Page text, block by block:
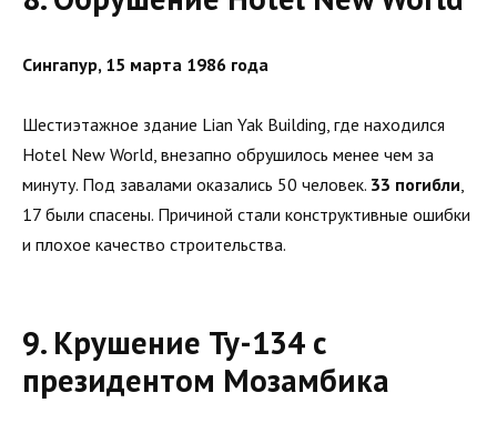
Сингапур, 15 марта 1986 года
Шестиэтажное здание Lian Yak Building, где находился
Hotel New World, внезапно обрушилось менее чем за
минуту. Под завалами оказались 50 человек. 33 погибли,
17 были спасены. Причиной стали конструктивные ошибки
и плохое качество строительства.
9. Крушение Ту-134 с
президентом Мозамбика